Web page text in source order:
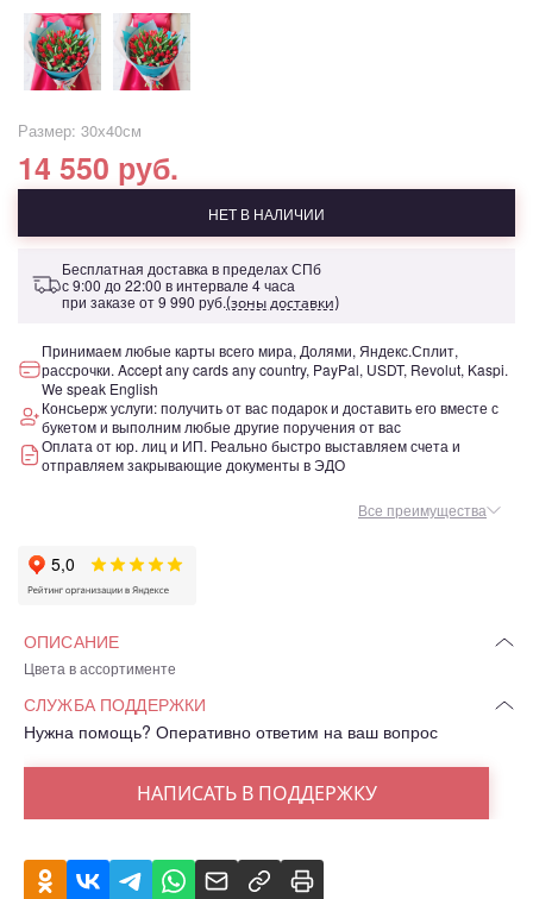
Размер: 30х40см
14 550 руб.
НЕТ В НАЛИЧИИ
Бесплатная доставка в пределах СПб
с 9:00 до 22:00 в интервале 4 часа
при заказе от9 990 руб.(зоны доставки)
Принимаем любые карты всего мира, Долями, Яндекс.Сплит,
рассрочки. Accept any cards any country, PayPal, USDT, Revolut, Kaspi.
We speak English
Консьерж услуги: получить от вас подарок и доставить его вместе с
букетом и выполним любые другие поручения от вас
Оплата от юр. лиц и ИП. Реально быстро выставляем счета и
отправляем закрывающие документы в ЭДО
Все преимущества
ОПИСАНИЕ
Цвета в ассортименте
СЛУЖБА ПОДДЕРЖКИ
Нужна помощь? Оперативно ответим на ваш вопрос
НАПИСАТЬ В ПОДДЕРЖКУ